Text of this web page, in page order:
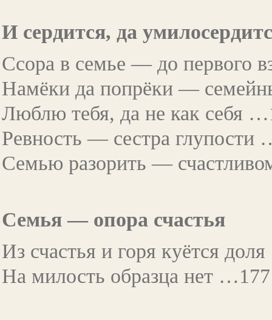
И сердится, да
Ссора в семье — до первого
Намёки да попрёки —
Люблю тебя, да не как себя
Ревность — сестра глупости
Семью разорить —
Семья — опора счастья
Из счастья и горя куётся
На милость образца нет …177